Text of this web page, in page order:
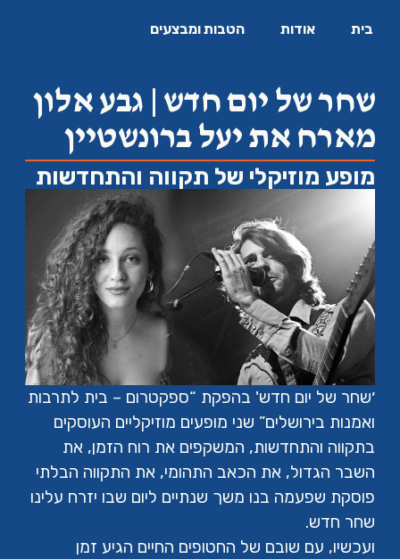
בית אודות הטבות ומבצעים
שחר של יום חדש | גבע אלון
מארח את יעל ברונשטיין
מופע מוזיקלי של תקווה והתחדשות
׳שחר של יום חדש' בהפקת “ספקטרום – בית לתרבות
ואמנות בירושלים” שני מופעים מוזיקליים העוסקים
בתקווה והתחדשות, המשקפים את רוח הזמן, את
השבר הגדול, את הכאב התהומי, את התקווה הבלתי
פוסקת שפעמה בנו משך שנתיים ליום שבו יזרח עלינו
שחר חדש.
ועכשיו, עם שובם של החטופים החיים הגיע זמן